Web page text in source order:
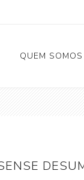
QUEM SOMOS